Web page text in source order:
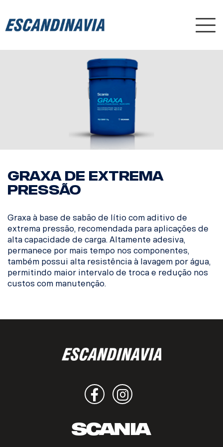
GRAXA DE EXTREMA
PRESSÃO
Graxa à base de sabão de lítio com aditivo de
extrema pressão, recomendada para aplicações de
alta capacidade de carga. Altamente adesiva,
permanece por mais tempo nos componentes,
também possui alta resistência à lavagem por água,
permitindo maior intervalo de troca e redução nos
custos com manutenção.
FacebookInstagram